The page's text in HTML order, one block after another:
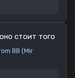
стоит того
BB (Mir